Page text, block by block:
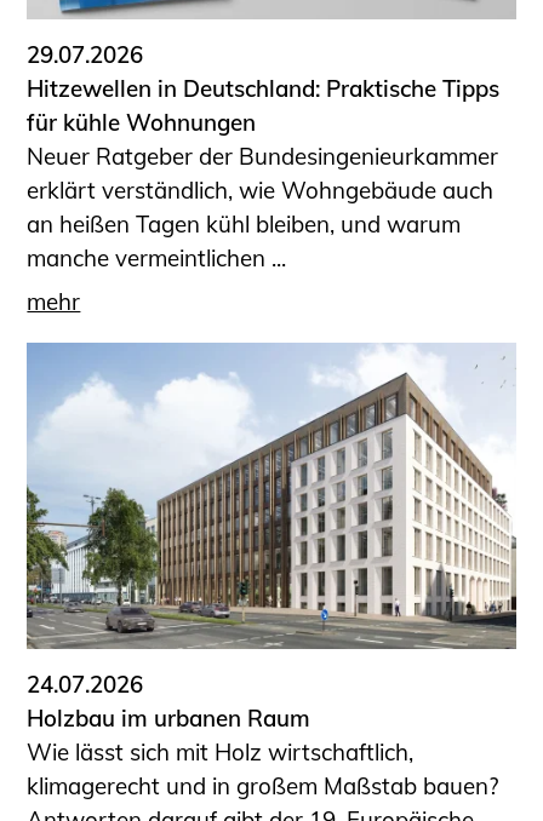
29.07.2026
Hitzewellen in Deutschland: Praktische Tipps
für kühle Wohnungen
Neuer Ratgeber der Bundesingenieurkammer
erklärt verständlich, wie Wohngebäude auch
an heißen Tagen kühl bleiben, und warum
manche vermeintlichen ...
mehr
24.07.2026
Holzbau im urbanen Raum
Wie lässt sich mit Holz wirtschaftlich,
klimagerecht und in großem Maßstab bauen?